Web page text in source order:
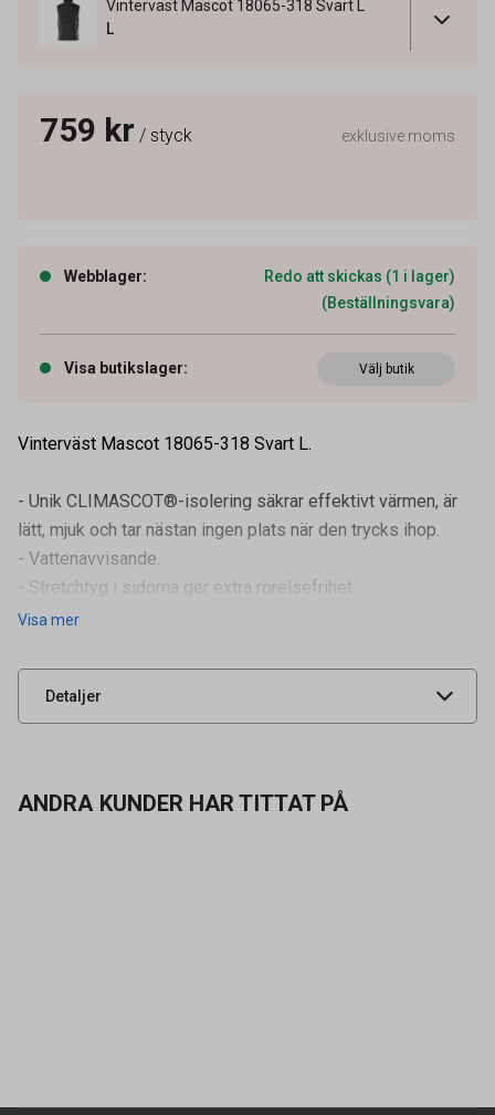
Vinterväst Mascot 18065-318 Svart L
L
759 kr / styck exklusive moms
Webblager:
Redo att skickas (1 i lager)
(Beställningsvara)
Visa butikslager: Välj butik
Vinterväst Mascot 18065-318 Svart L.
- Unik CLIMASCOT®-isolering säkrar effektivt värmen, är
lätt, mjuk och tar nästan ingen plats när den trycks ihop.
- Vattenavvisande.
- Stretchtyg i sidorna ger extra rörelsefrihet.
- Elastiska band i ärmhål sluter till bra och ser till att v
Visa mer
Detaljer
Artikelnummer
Leverantörens
UNSPSC 42132200
ANDRA KUNDER HAR TITTAT PÅ